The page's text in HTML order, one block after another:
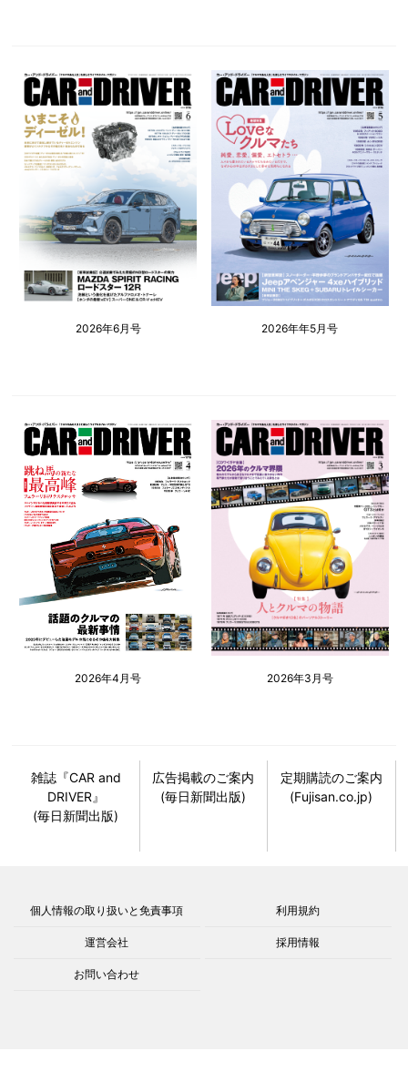
2026年6月号 2026年年5月号
2026年4月号 2026年3月号
雑誌『CAR and
DRIVER』
(毎日新聞出版)
広告掲載のご案内
(毎日新聞出版)
定期購読のご案内
(Fujisan.co.jp)
個人情報の取り扱いと免責事項 利用規約
運営会社 採用情報
お問い合わせ